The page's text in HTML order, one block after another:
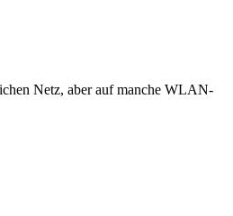
Netz, aber auf manche WLAN-